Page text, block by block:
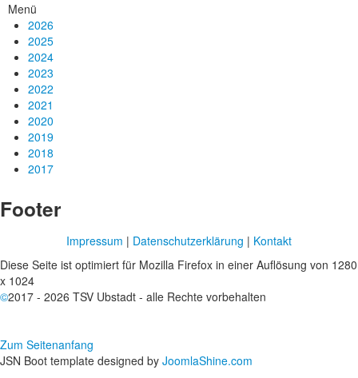
Menü
2026
2025
2024
2023
2022
2021
2020
2019
2018
2017
Footer
Impressum | Datenschutzerklärung | Kontakt
Diese Seite ist optimiert für Mozilla Firefox in einer Auflösung von 1280
x 1024
©2017 - 2026 TSV Ubstadt - alle Rechte vorbehalten
Zum Seitenanfang
JSN Boot template designed by JoomlaShine.com